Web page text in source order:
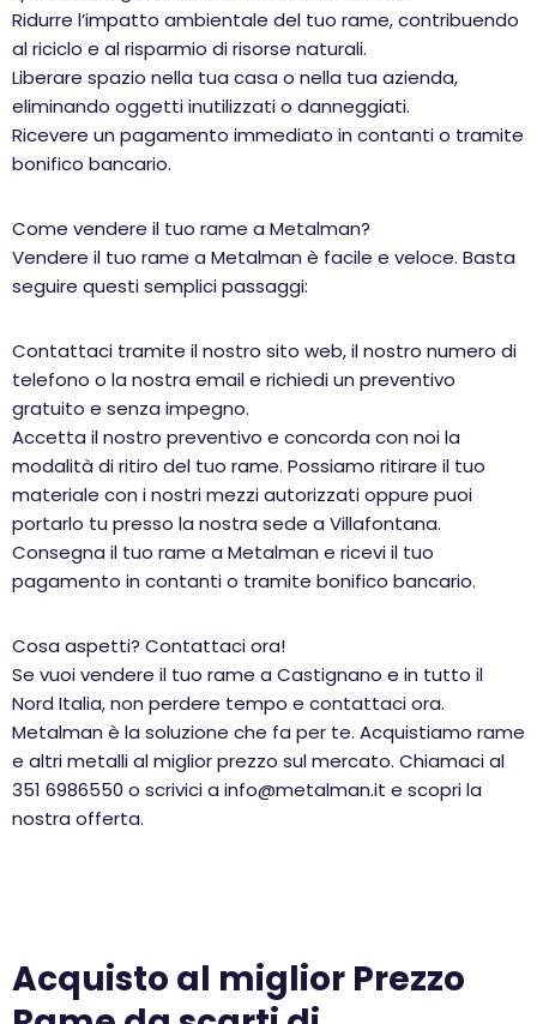
Ridurre l’impatto ambientale del tuo rame, contribuendo
al riciclo e al risparmio di risorse naturali.
Liberare spazio nella tua casa o nella tua azienda,
eliminando oggetti inutilizzati o danneggiati.
Ricevere un pagamento immediato in contanti o tramite
bonifico bancario.
Come vendere il tuo rame a Metalman?
Vendere il tuo rame a Metalman è facile e veloce. Basta
seguire questi semplici passaggi:
Contattaci tramite il nostro sito web, il nostro numero di
telefono o la nostra email e richiedi un preventivo
gratuito e senza impegno.
Accetta il nostro preventivo e concorda con noi la
modalità di ritiro del tuo rame. Possiamo ritirare il tuo
materiale con i nostri mezzi autorizzati oppure puoi
portarlo tu presso la nostra sede a Villafontana.
Consegna il tuo rame a Metalman e ricevi il tuo
pagamento in contanti o tramite bonifico bancario.
Cosa aspetti? Contattaci ora!
Se vuoi vendere il tuo rame a Castignano e in tutto il
Nord Italia, non perdere tempo e contattaci ora.
Metalman è la soluzione che fa per te. Acquistiamo rame
e altri metalli al miglior prezzo sul mercato. Chiamaci al
351 6986550 o scrivici a info@metalman.it e scopri la
nostra offerta.
Acquisto al miglior Prezzo